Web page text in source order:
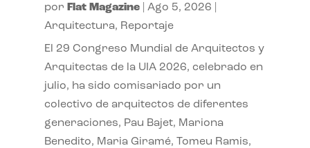
por Flat Magazine| Ago 5, 2026
Arquitectura, Reportaje
El 29 Congreso Mundial de Arquitectos y
Arquitectas de la UIA 2026, celebrado en
julio, ha sido comisariado por un
colectivo de arquitectos de diferentes
generaciones, Pau Bajet, Mariona
Benedito, Maria Giramé, Tomeu Ramis,